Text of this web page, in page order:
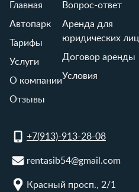
Главная
Автопарк
Тарифы
Услуги
О компании
Отзывы
Вопрос-ответ
Аренда для
юридических лиц
Договор аренды
Условия
+7(913)-913-28-08
rentasib54@gmail.com
Красный просп., 2/1